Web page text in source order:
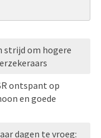
strijd om hogere
ontspant op
en goede
dagen te vroeg: